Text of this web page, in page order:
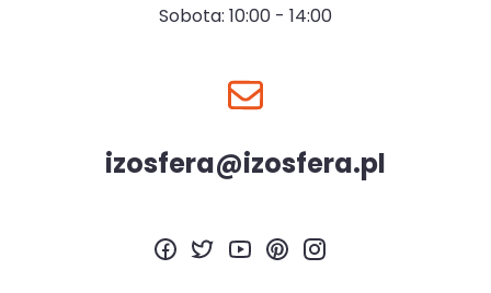
Sobota: 10:00 - 14:00
izosfera@izosfera.pl